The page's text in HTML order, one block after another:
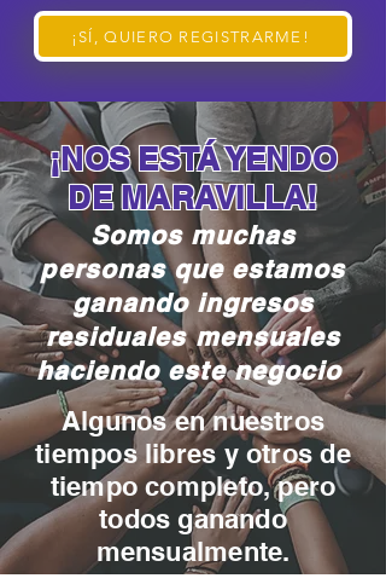
¡SÍ, QUIERO REGISTRARME!
¡NOS ESTÁ YENDO
DE MARAVILLA!
Somos muchas
personas que estamos
ganando ingresos
residuales mensuales
haciendo este negocio
Algunos en nuestros
tiempos libres y otros de
tiempo completo, pero
todos ganando
mensualmente.